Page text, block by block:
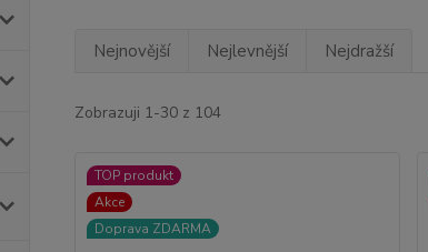
Nejnovější Nejlevnější Nejdražší
Zobrazuji 1-30 z 104
TOP produkt
Akce
Doprava ZDARMA